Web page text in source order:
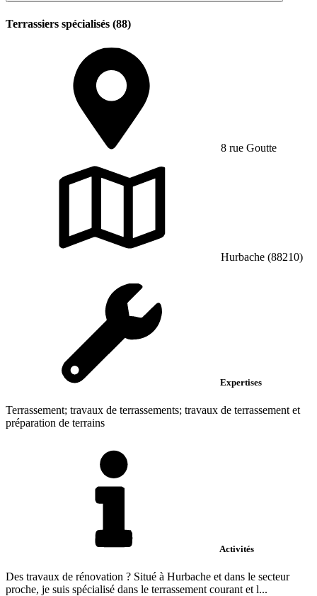
Terrassiers spécialisés (88)
8 rue Goutte
Hurbache (88210)
Expertises
Terrassement; travaux de terrassements; travaux de terrassement et
préparation de terrains
Activités
Des travaux de rénovation ? Situé à Hurbache et dans le secteur
proche, je suis spécialisé dans le terrassement courant et l...